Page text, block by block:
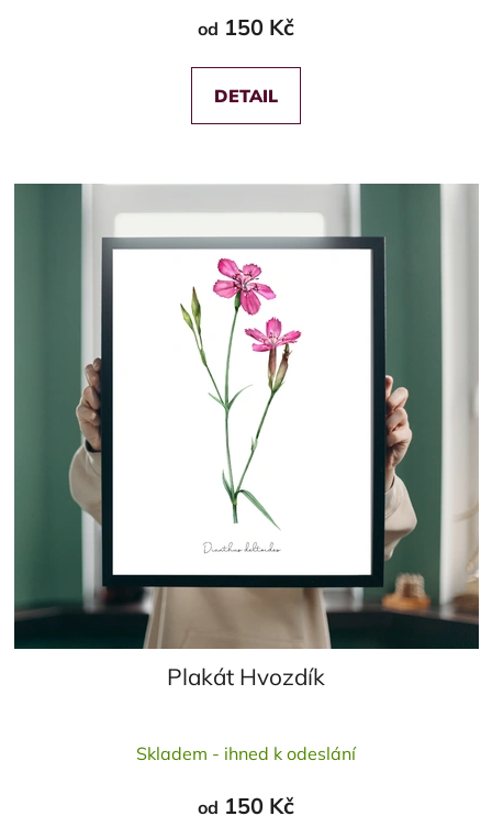
je
5,0
z
5
od 150 Kč
DETAIL
Plakát Hvozdík
Skladem - ihned k odeslání
od 150 Kč